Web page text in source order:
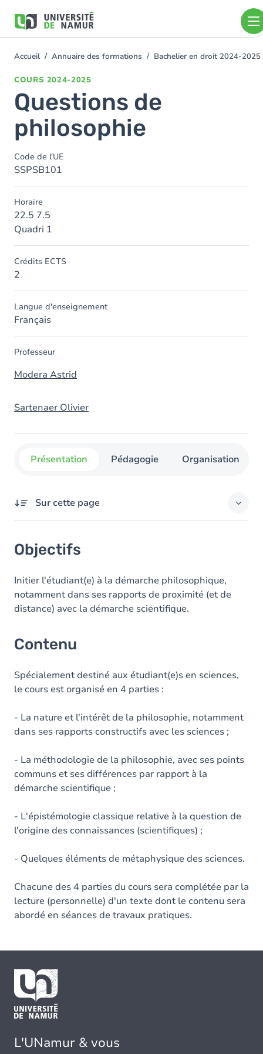
contenu
You
Accueil Annuaire des formations Bachelier en droit 2024-2025
COURS 2024-2025
Questions de
philosophie
Code de l'UE
SSPSB101
Horaire
22.5 7.5
Quadri 1
Crédits ECTS
2
Langue d'enseignement
Français
Professeur
Modera Astrid
Sartenaer Olivier
Présentation Pédagogie Organisation
Sur cette page
Contenu
Objectifs
Initier l'étudiant(e) à la démarche philosophique,
notamment dans ses rapports de proximité (et de
distance) avec la démarche scientifique.
Contenu
Spécialement destiné aux étudiant(e)s en sciences,
le cours est organisé en 4 parties :
- La nature et l'intérêt de la philosophie, notamment
dans ses rapports constructifs avec les sciences ;
- La méthodologie de la philosophie, avec ses points
communs et ses différences par rapport à la
démarche scientifique ;
- L'épistémologie classique relative à la question de
l'origine des connaissances (scientifiques) ;
- Quelques éléments de métaphysique des sciences.
Chacune des 4 parties du cours sera complétée par la
lecture (personnelle) d'un texte dont le contenu sera
abordé en séances de travaux pratiques.
L'UNamur & vous